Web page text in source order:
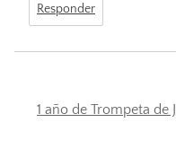
Responder
1 año de Trompeta de